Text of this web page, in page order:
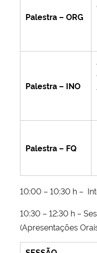
Palestra – ORG
Palestra – INO
Palestra – FQ
10:00 – 10:30 h –
10:30 – 12:30 h –
(Apresentações